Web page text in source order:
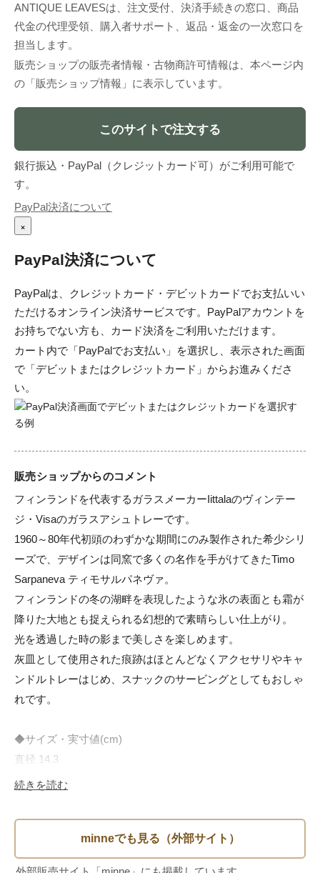
ANTIQUE LEAVESは、注文受付、決済手続きの窓口、商品
代金の代理受領、購入者サポート、返品・返金の一次窓口を
担当します。
販売ショップの販売者情報・古物商許可情報は、本ページ内
の「販売ショップ情報」に表示しています。
このサイトで注文する
銀行振込・PayPal（クレジットカード可）がご利用可能で
す。
PayPal決済について
×
PayPal決済について
PayPalは、クレジットカード・デビットカードでお支払いい
ただけるオンライン決済サービスです。PayPalアカウントを
お持ちでない方も、カード決済をご利用いただけます。
カート内で「PayPalでお支払い」を選択し、表示された画面
で「デビットまたはクレジットカード」からお進みくださ
い。
販売ショップからのコメント
フィンランドを代表するガラスメーカーIittalaのヴィンテー
ジ・Visaのガラスアシュトレーです。
1960～80年代初頭のわずかな期間にのみ製作された希少シリ
ーズで、デザインは同窯で多くの名作を手がけてきたTimo
Sarpaneva ティモサルパネヴァ。
フィンランドの冬の湖畔を表現したような氷の表面とも霜が
降りた大地とも捉えられる幻想的で素晴らしい仕上がり。
光を透過した時の影まで美しさを楽しめます。
灰皿として使用された痕跡はほとんどなくアクセサリやキャ
ンドルトレーはじめ、スナックのサービングとしてもおしゃ
れです。
◆サイズ・実寸値(cm)
直径 14.3
内径 11.2
若干の誤差はご了承ください
◆素材
続きを読む